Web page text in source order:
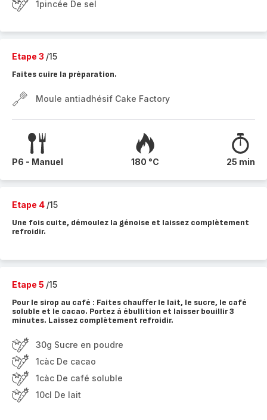
1pincée De sel
Etape 3 /15
Faites cuire la préparation.
Moule antiadhésif Cake Factory
P6 - Manuel 180 °C 25 min
Etape 4 /15
Une fois cuite, démoulez la génoise et laissez complètement
refroidir.
Etape 5 /15
Pour le sirop au café : Faites chauffer le lait, le sucre, le café
soluble et le cacao. Portez à ébullition et laisser bouillir 3
minutes. Laissez complètement refroidir.
30g Sucre en poudre
1càc De cacao
1càc De café soluble
10cl De lait